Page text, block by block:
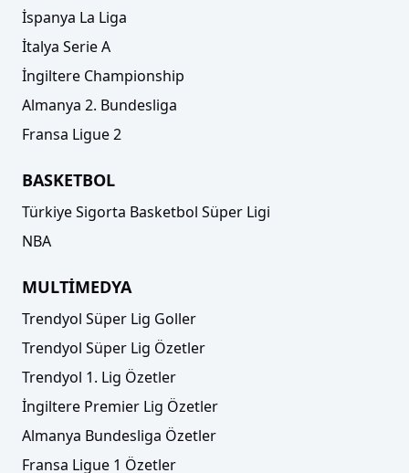
İspanya La Liga
İtalya Serie A
İngiltere Championship
Almanya 2. Bundesliga
Fransa Ligue 2
BASKETBOL
Türkiye Sigorta Basketbol Süper Ligi
NBA
MULTİMEDYA
Trendyol Süper Lig Goller
Trendyol Süper Lig Özetler
Trendyol 1. Lig Özetler
İngiltere Premier Lig Özetler
Almanya Bundesliga Özetler
Fransa Ligue 1 Özetler